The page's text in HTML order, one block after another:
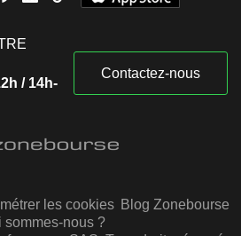
/ 14h-
Contactez-nous
les cookies Blog Zonebourse
sommes-nous ?